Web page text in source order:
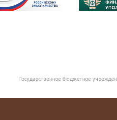
Государственное бюджетное